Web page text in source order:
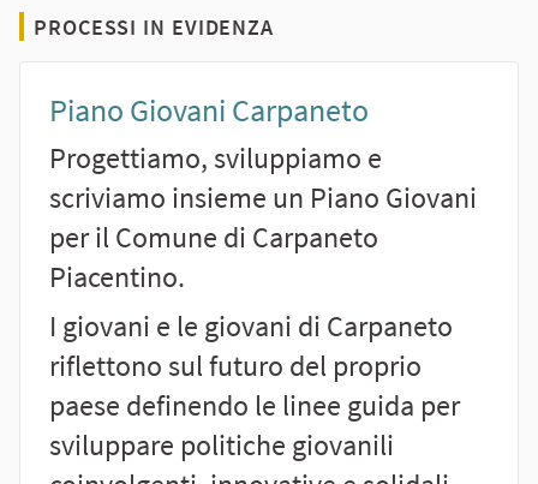
PROCESSI IN EVIDENZA
Piano Giovani Carpaneto
Progettiamo, sviluppiamo e
scriviamo insieme un Piano Giovani
per il Comune di Carpaneto
Piacentino.
I giovani e le giovani di Carpaneto
riflettono sul futuro del proprio
paese definendo le linee guida per
sviluppare politiche giovanili